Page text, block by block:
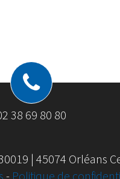
38 69 80 80
| 45074 Orléans
- Politique de